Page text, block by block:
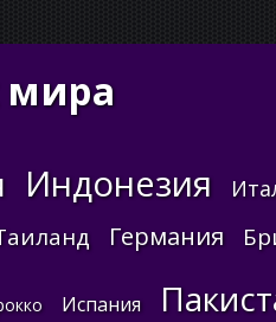
мира
Индонезия
Германия
Испания